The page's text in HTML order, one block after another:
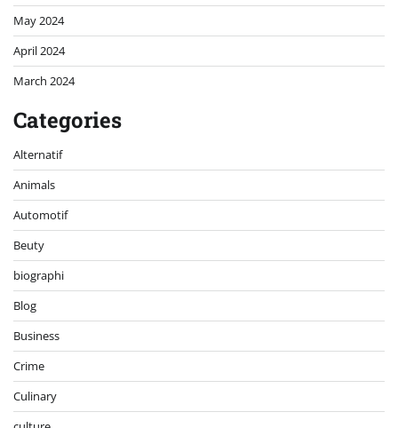
May 2024
April 2024
March 2024
Categories
Alternatif
Animals
Automotif
Beuty
biographi
Blog
Business
Crime
Culinary